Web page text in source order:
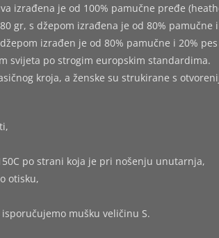
izrađena je od 100% pamučne pređe
gr, s džepom izrađena je od 80% pamučne
izrađen je od 80% pamučne i 20%
svijeta po strogim europskim standardima.
kroja, a ženske su strukirane s
po strani koja je pri nošenju unutarnja,
otisku,
mušku veličinu S.